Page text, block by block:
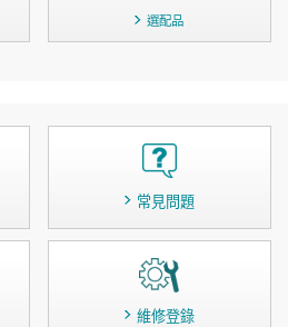
選配品
常見問題
維修登錄